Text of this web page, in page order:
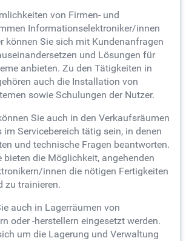
von Firmen- und
Informationselektroniker/innen
können Sie sich mit Kundenanfragen
und Lösungen für
anbieten. Zu den Tätigkeiten in
auch die Installation von
sowie Schulungen der Nutzer.
Sie auch in den Verkaufsräumen
im Servicebereich tätig sein, in denen
und technische Fragen beantworten.
die Möglichkeit, angehenden
innen die nötigen Fertigkeiten
zu trainieren.
auch in Lagerräumen von
oder -herstellern eingesetzt werden.
um die Lagerung und Verwaltung